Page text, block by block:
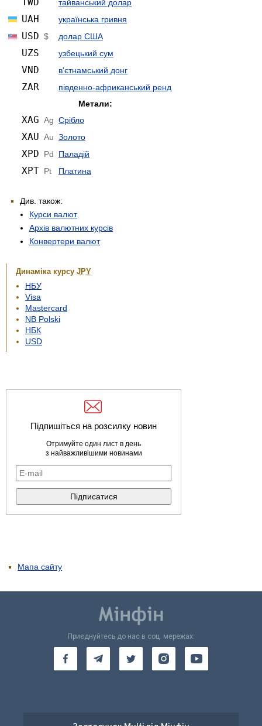
TWD тайванський долар
UAH українська гривня
USD $ долар США
UZS узбецький сум
VND в'єтнамський донг
ZAR
південно-африканський ренд
Метали:
XAG Ag Срібло
XAU Au Золото
XPD Pd Паладій
XPT Pt Платина
Див. також:
Курси валют
Архів валютних курсів
Конвертери валют
Динаміка курсу JPY
НБУ
Visa
Mastercard
NB Polski
НБК
USD
Підпишіться на розсилку новин
Отримуйте один лист в день
з найважливішими новинами
Мапа сайту
Приєднуйтесь до нас в соц. мережах: